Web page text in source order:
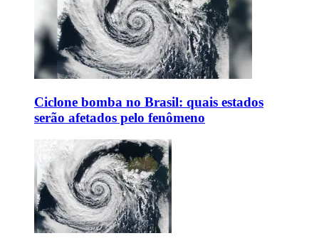
Ciclone bomba no Brasil: quais estados
serão afetados pelo fenômeno